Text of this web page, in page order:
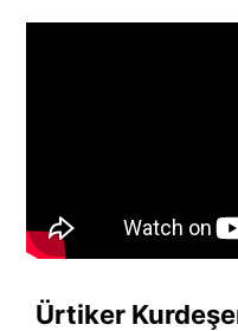
Ürtiker